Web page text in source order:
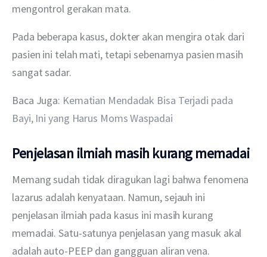
mengontrol gerakan mata.
Pada beberapa kasus, dokter akan mengira otak dari
pasien ini telah mati, tetapi sebenarnya pasien masih
sangat sadar.
Baca Juga: Kematian Mendadak Bisa Terjadi pada
Bayi, Ini yang Harus Moms Waspadai
Penjelasan ilmiah masih kurang memadai
Memang sudah tidak diragukan lagi bahwa fenomena
lazarus adalah kenyataan. Namun, sejauh ini
penjelasan ilmiah pada kasus ini masih kurang
memadai. Satu-satunya penjelasan yang masuk akal
adalah auto-PEEP dan gangguan aliran vena.